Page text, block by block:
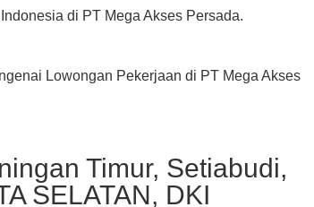
di PT Mega Akses Persada.
Lowongan Pekerjaan di PT Mega Akses
Timur, Setiabudi,
SELATAN, DKI